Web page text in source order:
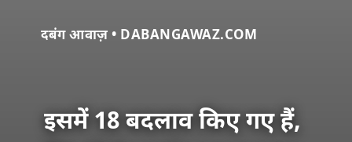
दबंग आवाज़ • DABANGAWAZ.COM
इसमें 18 बदलाव किए गए हैं,